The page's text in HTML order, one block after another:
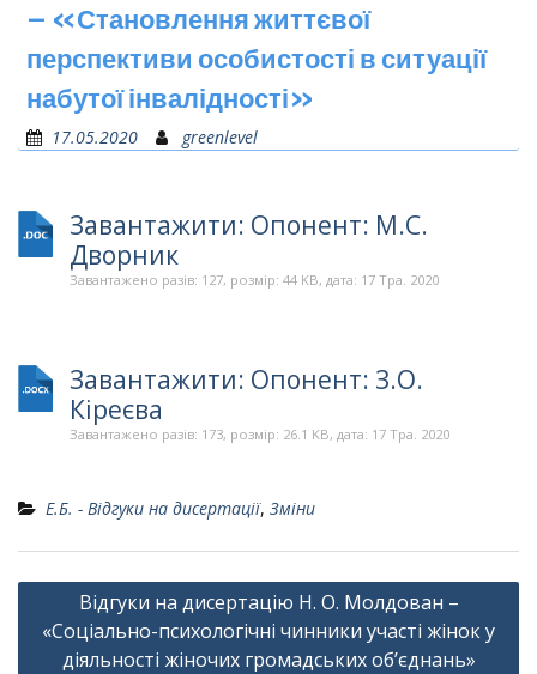
– «Становлення життєвої
перспективи особистості в ситуації
набутої інвалідності»
17.05.2020 greenlevel
Завантажити: Опонент: М.С.
Дворник
Завантажено разів: 127, розмір: 44 KB, дата: 17 Тра. 2020
Завантажити: Опонент: З.О.
Кіреєва
Завантажено разів: 173, розмір: 26.1 KB, дата: 17 Тра. 2020
Е.Б. - Відгуки на дисертації, Зміни
Навігація
записів
Відгуки на дисертацію Н. О. Молдован –
«Соціально-психологічні чинники участі жінок у
діяльності жіночих громадських об’єднань»